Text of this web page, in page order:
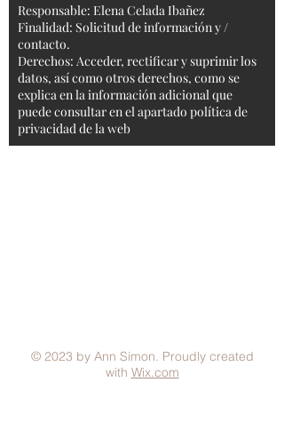
Responsable: Elena Celada Ibañez
Finalidad: Solicitud de información y /
contacto.
Derechos: Acceder, rectificar y suprimir los
datos, así como otros derechos, como se
explica en la información adicional que
puede consultar en el apartado política de
privacidad de la web
© 2023 by Ann Simon. Proudly created
with Wix.com